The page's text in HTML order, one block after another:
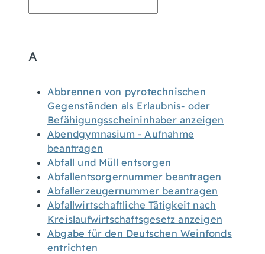
A
Abbrennen von pyrotechnischen
Gegenständen als Erlaubnis- oder
Befähigungsscheininhaber anzeigen
Abendgymnasium - Aufnahme
beantragen
Abfall und Müll entsorgen
Abfallentsorgernummer beantragen
Abfallerzeugernummer beantragen
Abfallwirtschaftliche Tätigkeit nach
Kreislaufwirtschaftsgesetz anzeigen
Abgabe für den Deutschen Weinfonds
entrichten